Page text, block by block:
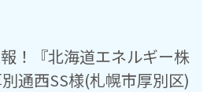
！『北海道エネルギー株
通西SS様(札幌市厚別区)